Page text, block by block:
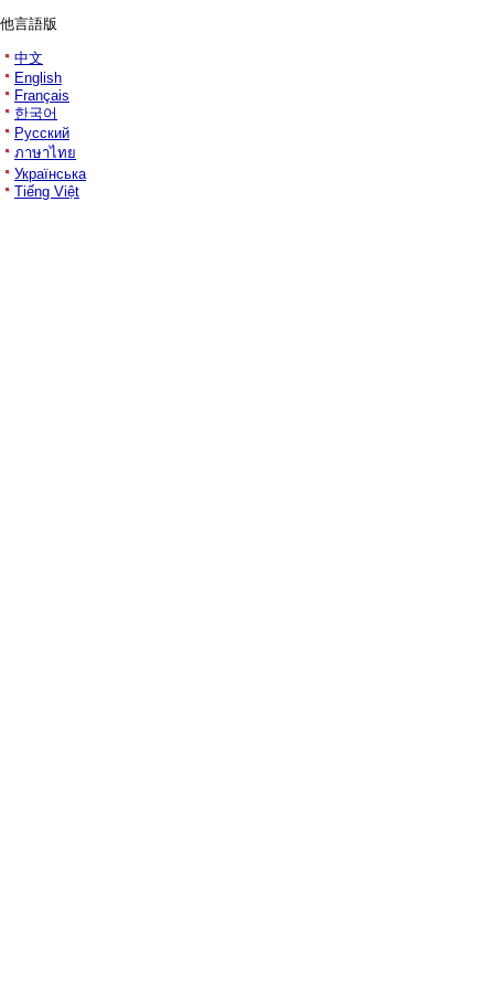
他言語版
中文
English
Français
한국어
Русский
ภาษาไทย
Українська
Tiếng Việt